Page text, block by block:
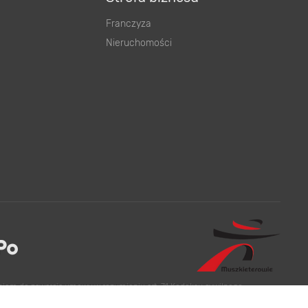
Franczyza
Nieruchomości
do zawarcia umowy w rozumieniu art. 71 Kodeksu cywilnego.